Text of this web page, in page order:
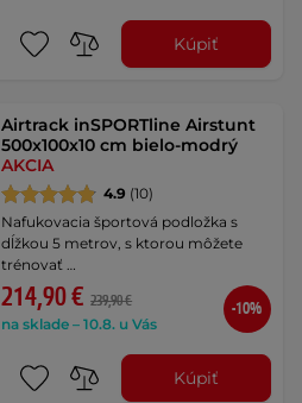
Kúpiť
Airtrack inSPORTline Airstunt
500x100x10 cm bielo-modrý
AKCIA
4.9 (10)
Nafukovacia športová podložka s
dĺžkou 5 metrov, s ktorou môžete
trénovať …
214,90 € 239,90 €
na sklade – 10.8. u Vás
-10%
Kúpiť